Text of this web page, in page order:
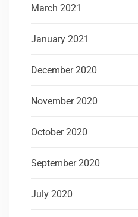
March 2021
January 2021
December 2020
November 2020
October 2020
September 2020
July 2020